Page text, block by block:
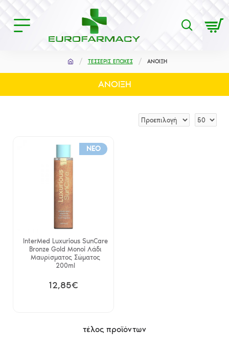
ΤΕΣΣΕΡΙΣ ΕΠΟΧΕΣ ΑΝΟΙΞΗ
ΑΝΟΙΞΗ
NEO
InterMed Luxurious SunCare
Bronze Gold Monoi Λάδι
Μαυρίσματος Σώματος
200ml
12,85€
τέλος προϊόντων